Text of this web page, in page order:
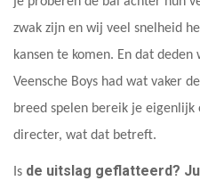
zwak zijn en wij veel snelheid
kansen te komen. En dat
Veensche Boys had wat vaker
breed spelen bereik je
directer, wat dat betreft.
Is de uitslag geflatteerd?